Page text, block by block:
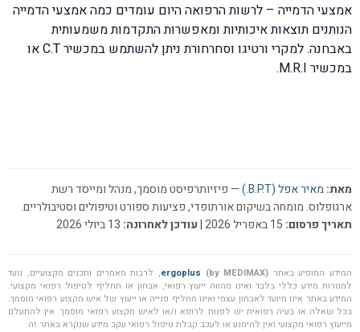
אמצעי הדמייה – לרשות הרפואה היום עומדים כמה אמצעי הדמייה
הנותנים תוצאות איכותיות ומאפשרות התקדמות משמעותית
באבחנה. למקרי ורטיגו וסחרחורת ניתן להשתמש במכשיר C.T או
במכשיר M.R.I.
מאת: מאיר אפל (B.P.T.)
— פיזיותרפיסט מוסמך, מנהל ומייסד רשת
ארגופלוס. מומחה בשיקום אורתופדי, פציעות ספורט וטיפולים וסטיבולריים.
תאריך פרסום:
עודכן לאחרונה:
המידע המופיע באתר ergoplus (by MEDIMAX)
, לרבות מאמרים ותכנים מקצועיים, נועד
למטרות מידע כללי בלבד ואינו מהווה ייעוץ רפואי, אבחון או תחליף לטיפול רפואי מקצועי.
המידע באתר אינו מיועד לאבחון עצמי ואינו מחליף פנייה או ייעוץ של איש מקצוע רפואי מוסמך.
בכל שאלה או בעיה רפואית יש לפנות לרופא ו/או לאיש מקצוע רפואי מוסמך. אין להתעלם
מייעוץ רפואי מקצועי ואין להימנע או לעכב קבלת טיפול רפואי עקב מידע שנקרא באתר זה.